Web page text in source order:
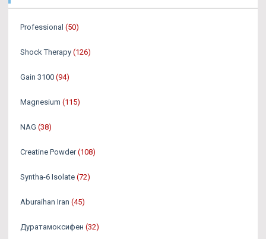
Professional (50)
Shock Therapy (126)
Gain 3100 (94)
Magnesium (115)
NAG (38)
Creatine Powder (108)
Syntha-6 Isolate (72)
Aburaihan Iran (45)
Дуратамоксифен (32)